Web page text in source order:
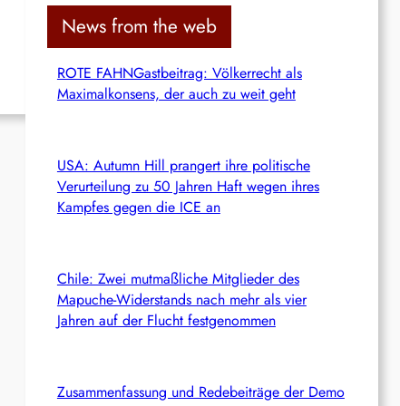
c
News from the web
ROTE FAHNGastbeitrag: Völkerrecht als
Maximalkonsens, der auch zu weit geht
USA: Autumn Hill prangert ihre politische
Verurteilung zu 50 Jahren Haft wegen ihres
Kampfes gegen die ICE an
Chile: Zwei mutmaßliche Mitglieder des
Mapuche-Widerstands nach mehr als vier
Jahren auf der Flucht festgenommen
Zusammenfassung und Redebeiträge der Demo